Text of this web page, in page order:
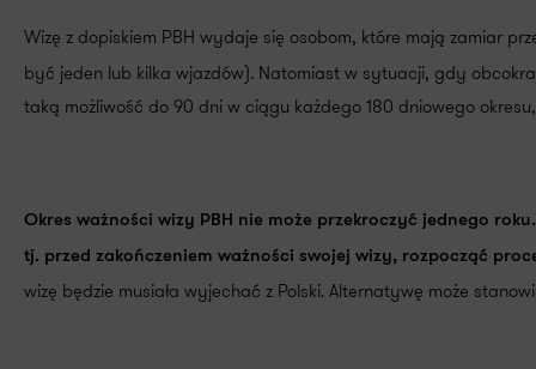
Wizę z dopiskiem PBH wydaje się osobom, które mają zamiar
być jeden lub kilka wjazdów). Natomiast w sytuacji, gdy
taką możliwość do 90 dni w ciągu każdego 180 dniowego
Okres ważności wizy PBH nie może przekroczyć jednego
tj. przed zakończeniem ważności swojej wizy, rozpocząć
wizę będzie musiała wyjechać z Polski. Alternatywę może